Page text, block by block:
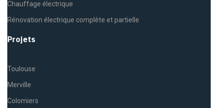
Chauffage électrique
Rénovation électrique complète et partielle
Projets
Toulouse
Merville
Colomiers